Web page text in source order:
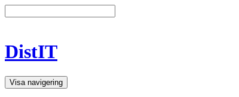
DistIT
Visa navigering